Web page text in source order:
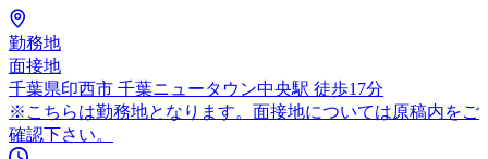
勤務地
面接地
千葉県印西市 千葉ニュータウン中央駅 徒歩17分
※こちらは勤務地となります。面接地については原稿内をご
確認下さい。